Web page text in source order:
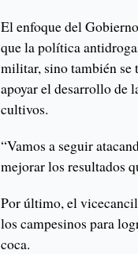
El enfoque del
que la política
militar, sino también se
apoyar el desarrollo de
cultivos.
“Vamos a seguir
mejorar los resultados
Por último, el
los campesinos para
coca.